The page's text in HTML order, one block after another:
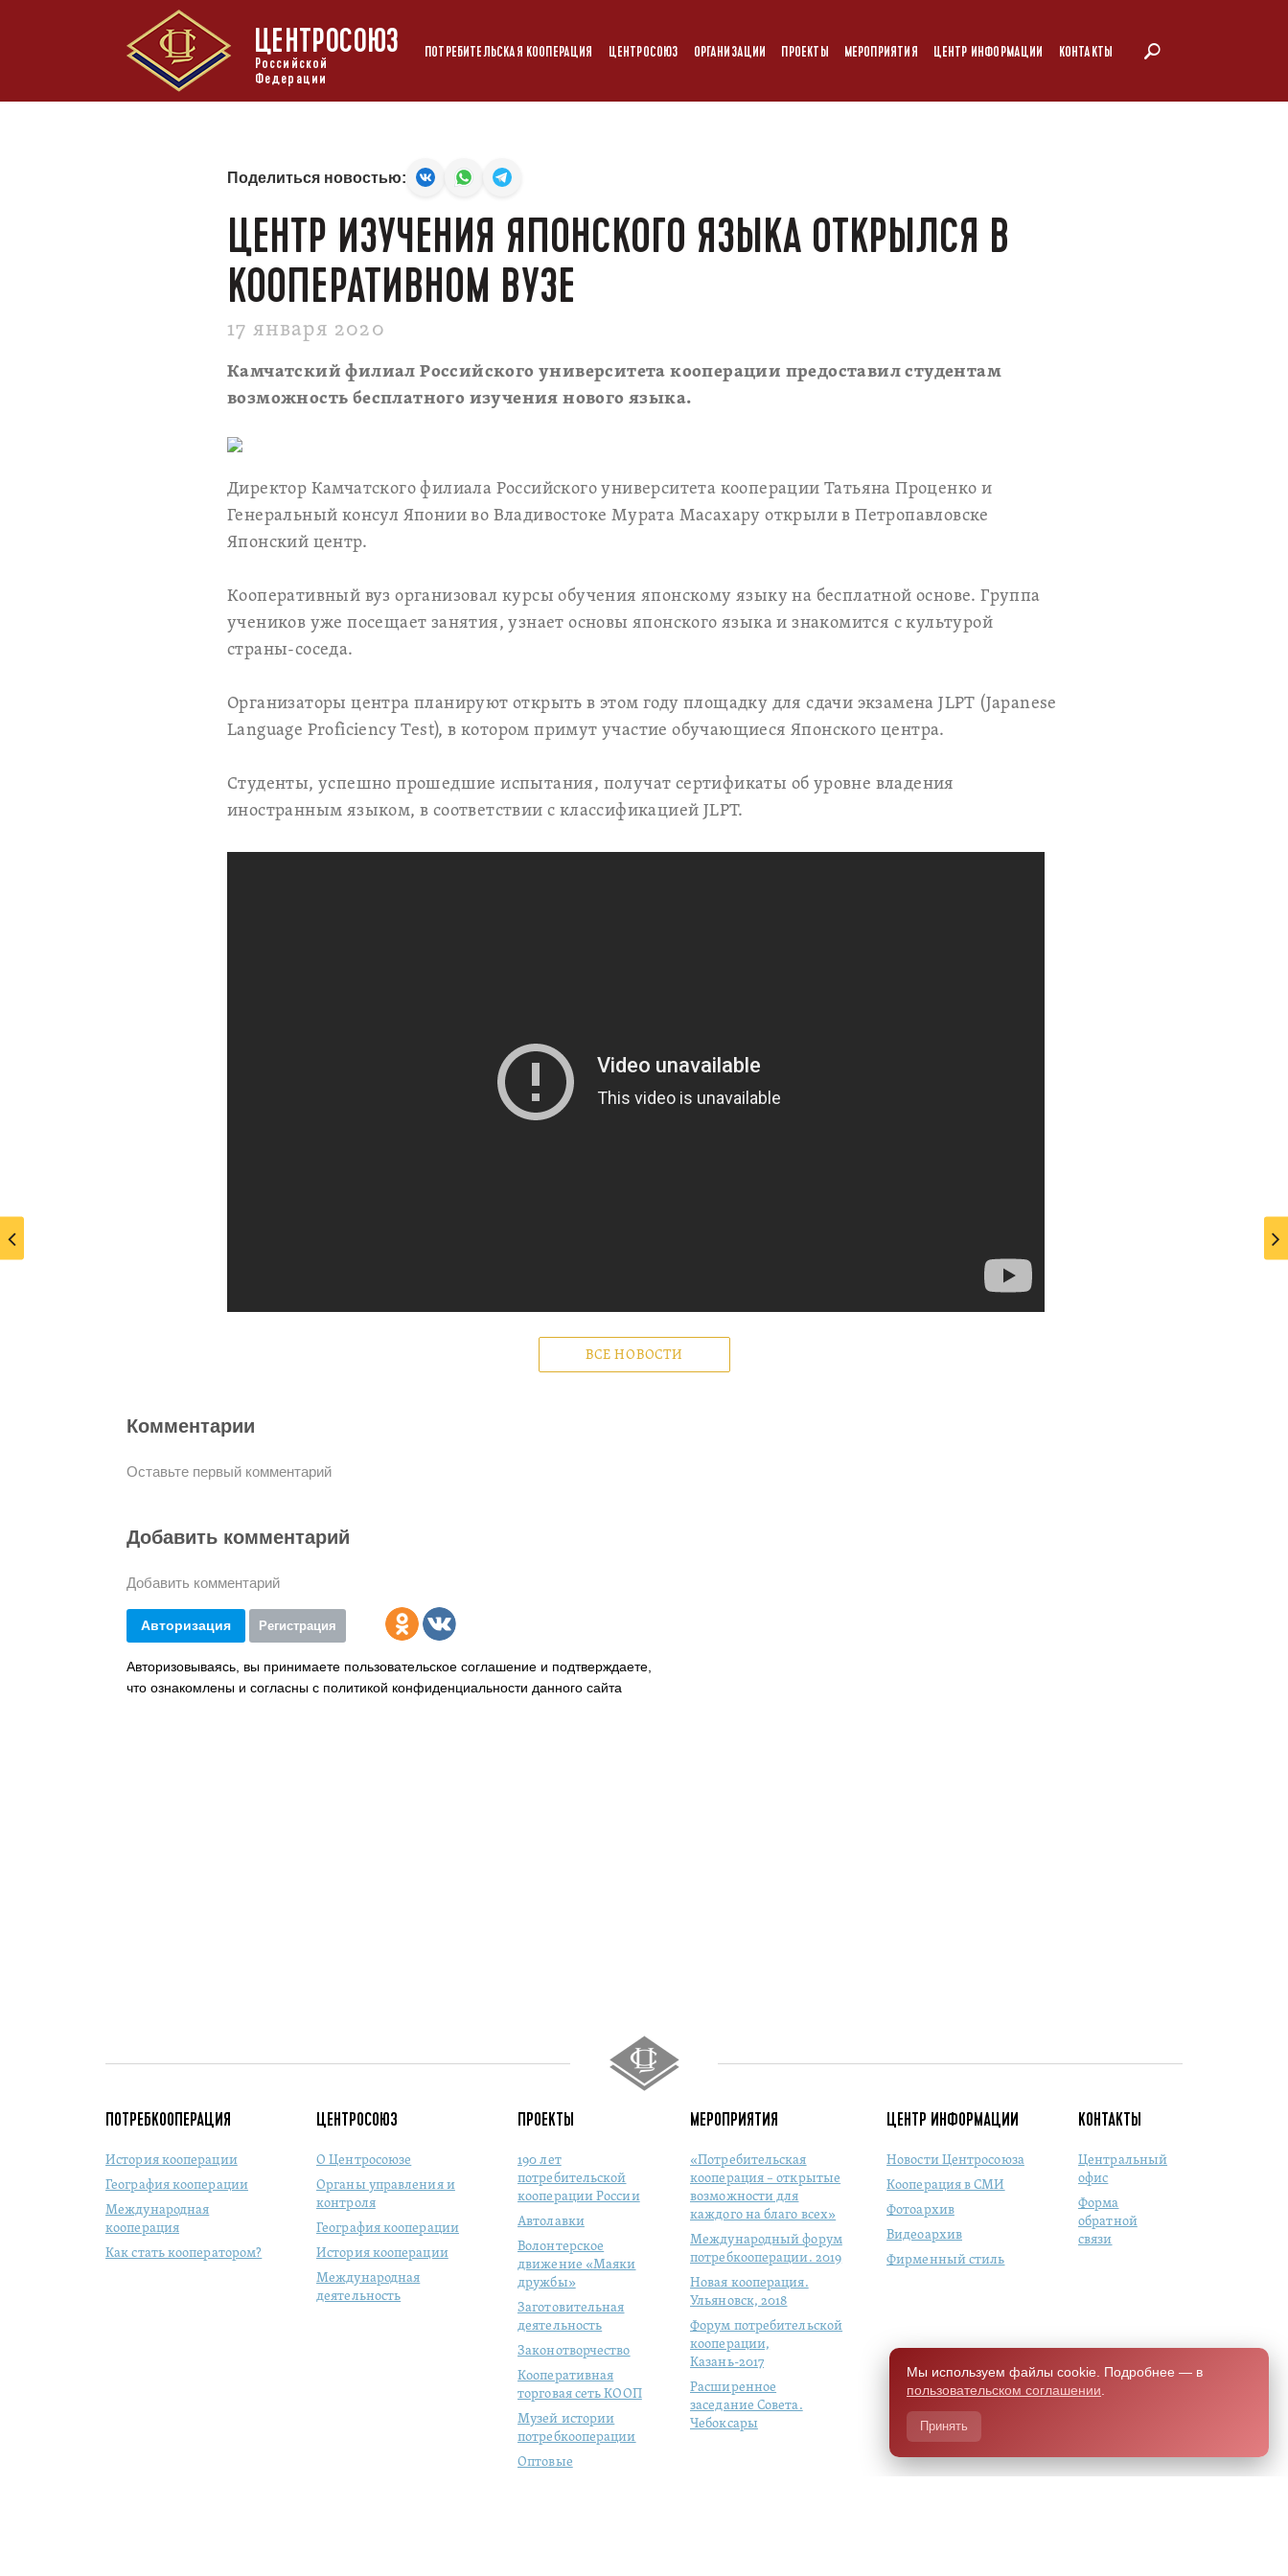
ЦЕНТРОСОЮЗ
Российской
Федерации
ПОТРЕБИТЕЛЬСКАЯ КООПЕРАЦИЯ ЦЕНТРОСОЮЗ ОРГАНИЗАЦИИ ПРОЕКТЫ МЕРОПРИЯТИЯ ЦЕНТР ИНФОРМАЦИИ КОНТАКТЫ
Поделиться новостью:
ЦЕНТР ИЗУЧЕНИЯ ЯПОНСКОГО ЯЗЫКА ОТКРЫЛСЯ В
КООПЕРАТИВНОМ ВУЗЕ
17 января 2020
Камчатский филиал Российского университета кооперации предоставил студентам
возможность бесплатного изучения нового языка.
Директор Камчатского филиала Российского университета кооперации Татьяна Проценко и
Генеральный консул Японии во Владивостоке Мурата Масахару открыли в Петропавловске
Японский центр.
Кооперативный вуз организовал курсы обучения японскому языку на бесплатной основе. Группа
учеников уже посещает занятия, узнает основы японского языка и знакомится с культурой
страны-соседа.
Организаторы центра планируют открыть в этом году площадку для сдачи экзамена JLPT (Japanese
Language Proficiency Test), в котором примут участие обучающиеся Японского центра.
Студенты, успешно прошедшие испытания, получат сертификаты об уровне владения
иностранным языком, в соответствии с классификацией JLPT.
ВСЕ НОВОСТИ
Комментарии
Оставьте первый комментарий
Добавить комментарий
Добавить комментарий
Авторизация Регистрация
Авторизовываясь, вы принимаете пользовательское соглашение и подтверждаете,
что ознакомлены и согласны с политикой конфиденциальности данного сайта
ПОТРЕБКООПЕРАЦИЯ
История кооперации
География кооперации
Международная
кооперация
Как стать кооператором?
ЦЕНТРОСОЮЗ
О Центросоюзе
Органы управления и
контроля
География кооперации
История кооперации
Международная
деятельность
ПРОЕКТЫ
190 лет
потребительской
кооперации России
Автолавки
Волонтерское
движение «Маяки
дружбы»
Заготовительная
деятельность
Законотворчество
Кооперативная
торговая сеть КООП
Музей истории
потребкооперации
Оптовые
МЕРОПРИЯТИЯ
«Потребительская
кооперация – открытые
возможности для
каждого на благо всех»
Международный форум
потребкооперации. 2019
Новая кооперация.
Ульяновск, 2018
Форум потребительской
кооперации,
Казань-2017
Расширенное
заседание Совета.
Чебоксары
ЦЕНТР ИНФОРМАЦИИ
Новости Центросоюза
Кооперация в СМИ
Фотоархив
Видеоархив
Фирменный стиль
КОНТАКТЫ
Центральный
офис
Форма
обратной
связи
Мы используем файлы cookie. Подробнее — в
пользовательском соглашении
Принять